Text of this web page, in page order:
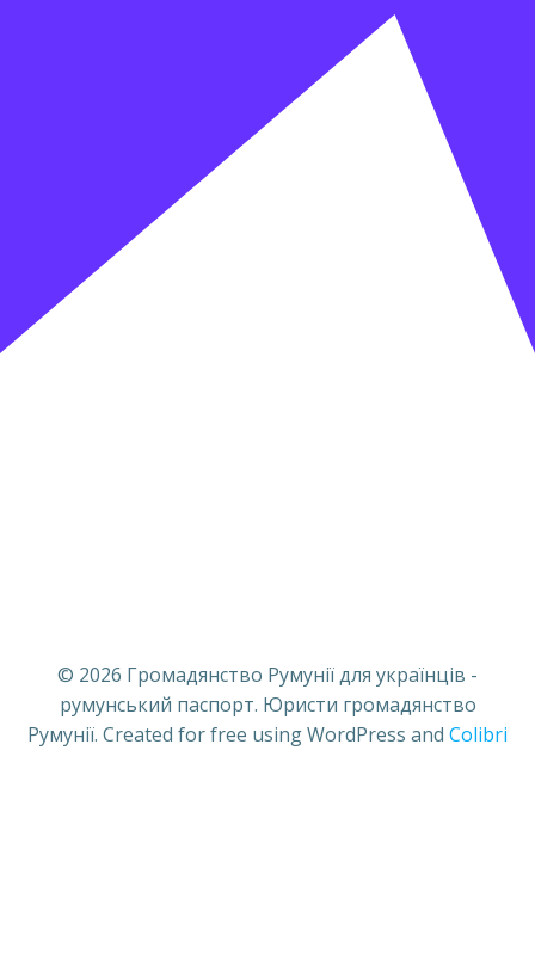
© 2026 Громадянство Румунії для українців -
румунський паспорт. Юристи громадянство
Румунії. Created for free using WordPress and Colibri